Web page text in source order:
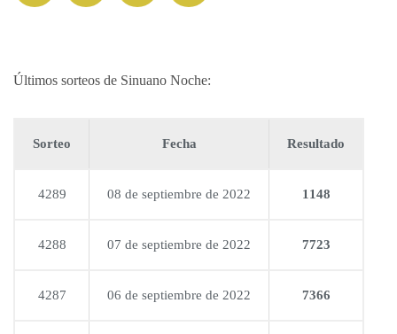
Últimos sorteos de Sinuano Noche:
Sorteo Fecha Resultado
4289 08 de septiembre de 2022 1148
4288 07 de septiembre de 2022 7723
4287 06 de septiembre de 2022 7366